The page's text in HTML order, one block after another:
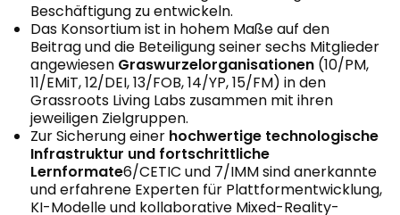
Beschäftigung zu entwickeln.
Das Konsortium ist in hohem Maße auf den
Beitrag und die Beteiligung seiner sechs Mitglieder
angewiesen Graswurzelorganisationen (10/PM,
11/EMiT, 12/DEI, 13/FOB, 14/YP, 15/FM) in den
Grassroots Living Labs zusammen mit ihren
jeweiligen Zielgruppen.
Zur Sicherung einer hochwertige technologische
Infrastruktur und fortschrittliche
Lernformate6/CETIC und 7/IMM sind anerkannte
und erfahrene Experten für Plattformentwicklung,
KI-Modelle und kollaborative Mixed-Reality-